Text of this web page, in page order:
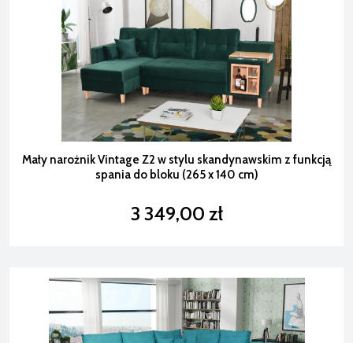
Mały narożnik Vintage Z2 w stylu skandynawskim z funkcją
spania do bloku (265 x 140 cm)
3 349,00 zł